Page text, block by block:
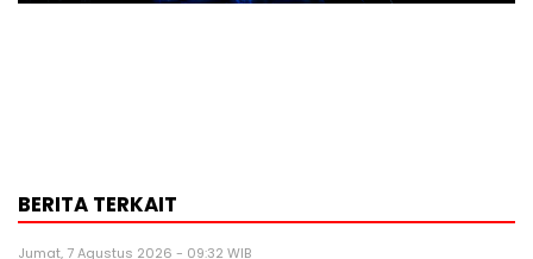
BERITA TERKAIT
Jumat, 7 Agustus 2026 - 09:32 WIB